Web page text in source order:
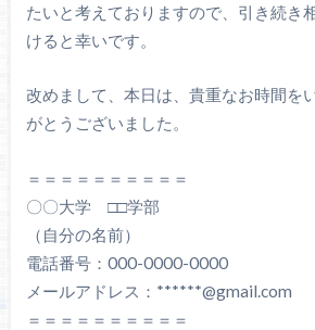
たいと考えておりますので、引き続き
けると幸いです。
改めまして、本日は、貴重なお時間を
がとうございました。
＝＝＝＝＝＝＝＝＝＝
〇〇大学 □□学部
（自分の名前）
電話番号：000-0000-0000
メールアドレス：******@gmail.com
＝＝＝＝＝＝＝＝＝＝